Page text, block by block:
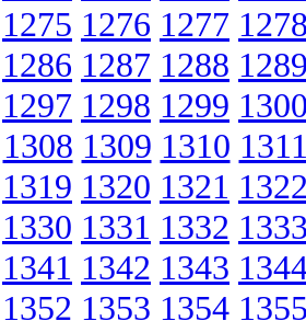
1275 1276 1277
1286 1287 1288
1297 1298 1299
1308 1309 1310
1319 1320 1321
1330 1331 1332
1341 1342 1343
1352 1353 1354